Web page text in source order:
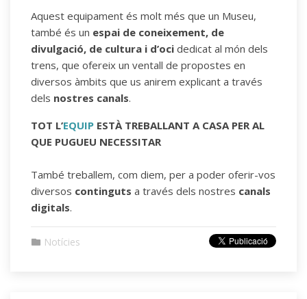
Aquest equipament és molt més que un Museu,
també és un espai de coneixement, de
divulgació, de cultura i d’oci dedicat al món dels
trens, que ofereix un ventall de propostes en
diversos àmbits que us anirem explicant a través
dels nostres canals.
TOT L’EQUIP ESTÀ TREBALLANT A CASA PER AL
QUE PUGUEU NECESSITAR
També treballem, com diem, per a poder oferir-vos
diversos continguts a través dels nostres canals
digitals.
Notícies